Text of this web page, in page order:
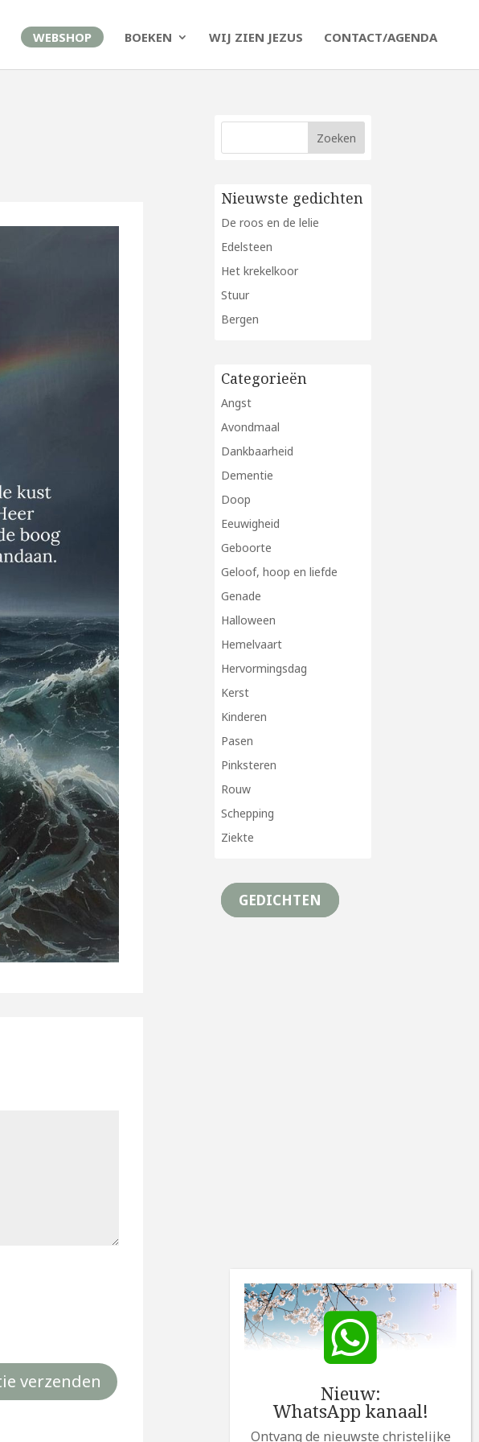
WEBSHOP BOEKEN WIJ ZIEN JEZUS CONTACT/AGENDA
Nieuwste gedichten
De roos en de lelie
Edelsteen
Het krekelkoor
Stuur
Bergen
Categorieën
Angst
Avondmaal
Dankbaarheid
Dementie
Doop
Eeuwigheid
Geboorte
Geloof, hoop en liefde
Genade
Halloween
Hemelvaart
Hervormingsdag
Kerst
Kinderen
Pasen
Pinksteren
Rouw
Schepping
Ziekte
GEDICHTEN
Nieuw:
WhatsApp kanaal!
Ontvang de nieuwste christelijke